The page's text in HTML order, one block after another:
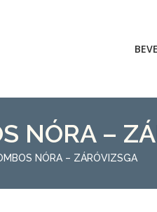
NÓRA –
NÓRA – ZÁRÓVIZSGA